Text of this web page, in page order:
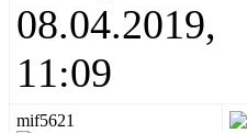
08.04.2019,
11:09
mif5621